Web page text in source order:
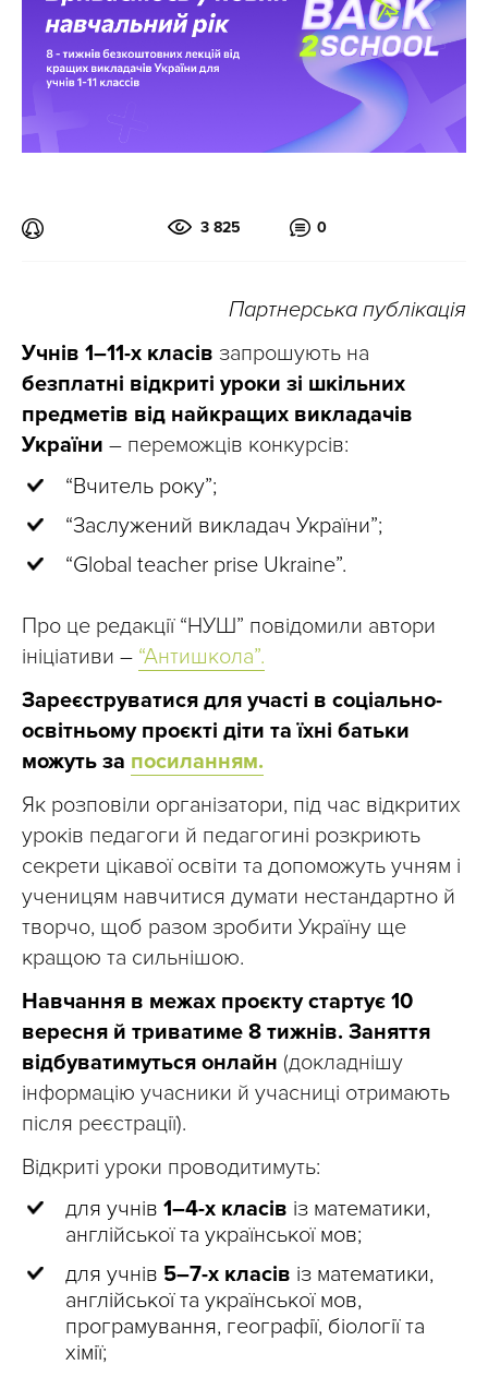
3 825 0
Партнерська публікація
Учнів 1–11-х класів запрошують на
безплатні відкриті уроки зі шкільних
предметів від найкращих викладачів
України – переможців конкурсів:
“Вчитель року”;
“Заслужений викладач України”;
“Global teacher prise Ukraine”.
Про це редакції “НУШ” повідомили автори
ініціативи – “Антишкола”.
Зареєструватися для участі в соціально-
освітньому проєкті діти та їхні батьки
можуть за посиланням.
Як розповіли організатори, під час відкритих
уроків педагоги й педагогині розкриють
секрети цікавої освіти та допоможуть учням і
ученицям навчитися думати нестандартно й
творчо, щоб разом зробити Україну ще
кращою та сильнішою.
Навчання в межах проєкту стартує 10
вересня й триватиме 8 тижнів. Заняття
відбуватимуться онлайн (докладнішу
інформацію учасники й учасниці отримають
після реєстрації).
Відкриті уроки проводитимуть:
для учнів 1–4-х класів із математики,
англійської та української мов;
для учнів 5–7-х класів із математики,
англійської та української мов,
програмування, географії, біології та
хімії;